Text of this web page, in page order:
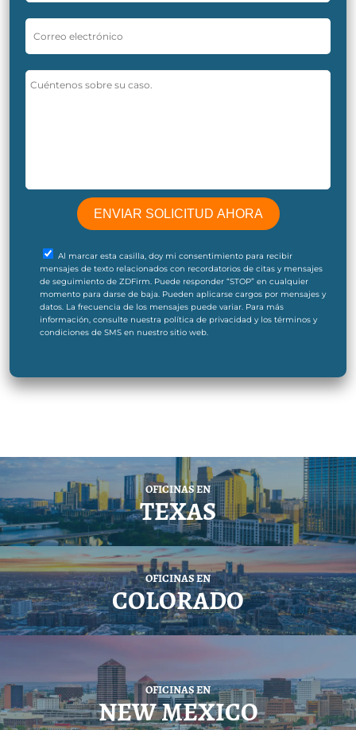
Al marcar esta casilla, doy mi consentimiento para recibir
mensajes de texto relacionados con recordatorios de citas y mensajes
de seguimiento de ZDFirm. Puede responder “STOP” en cualquier
momento para darse de baja. Pueden aplicarse cargos por mensajes y
datos. La frecuencia de los mensajes puede variar. Para más
información, consulte nuestra política de privacidad y los términos y
condiciones de SMS en nuestro sitio web.
OFICINAS EN
TEXAS
OFICINAS EN
COLORADO
OFICINAS EN
NEW MEXICO